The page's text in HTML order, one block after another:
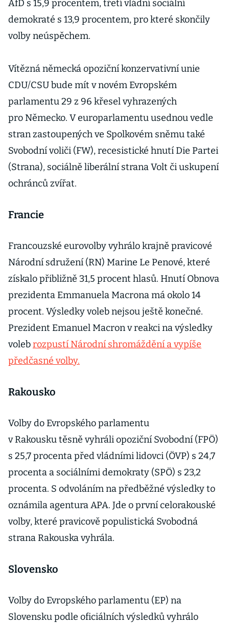
AfD s 15,9 procentem, třetí vládní sociální
demokraté s 13,9 procentem, pro které skončily
volby neúspěchem.
Vítězná německá opoziční konzervativní unie
CDU/CSU bude mít v novém Evropském
parlamentu 29 z 96 křesel vyhrazených
pro Německo. V europarlamentu usednou vedle
stran zastoupených ve Spolkovém sněmu také
Svobodní voliči (FW), recesistické hnutí Die Partei
(Strana), sociálně liberální strana Volt či uskupení
ochránců zvířat.
Francie
Francouzské eurovolby vyhrálo krajně pravicové
Národní sdružení (RN) Marine Le Penové, které
získalo přibližně 31,5 procent hlasů. Hnutí Obnova
prezidenta Emmanuela Macrona má okolo 14
procent. Výsledky voleb nejsou ještě konečné.
Prezident Emanuel Macron v reakci na výsledky
volebrozpustí Národní shromáždění a vypíše
předčasné volby.
Rakousko
Volby do Evropského parlamentu
v Rakousku těsně vyhráli opoziční Svobodní (FPÖ)
s 25,7 procenta před vládními lidovci (ÖVP) s 24,7
procenta a sociálními demokraty (SPÖ) s 23,2
procenta. S odvoláním na předběžné výsledky to
oznámila agentura APA. Jde o první celorakouské
volby, které pravicově populistická Svobodná
strana Rakouska vyhrála.
Slovensko
Volby do Evropského parlamentu (EP) na
Slovensku podle oficiálních výsledků vyhrálo